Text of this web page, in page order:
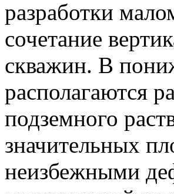
разработки
сочетание
скважин. В
располагаются
подземного
значительных
неизбежными